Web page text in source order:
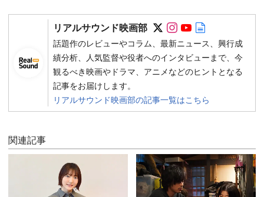
リアルサウンド映画部 Follow on SNS
Follow on SNS
Follow on
話題作のレビューやコラム、最新ニュース、興行成
績分析、人気監督や役者へのインタビューまで、今
観るべき映画やドラマ、アニメなどのヒントとなる
記事をお届けします。
リアルサウンド映画部の記事一覧はこちら
関連記事